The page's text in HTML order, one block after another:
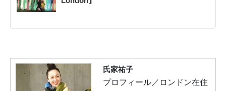
氏家祐子
プロフィール／ロンドン在住